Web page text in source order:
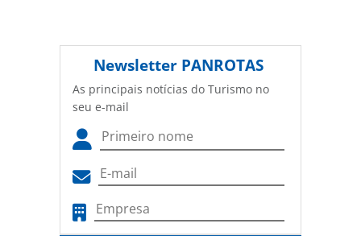
Newsletter PANROTAS
As principais notícias do Turismo no
seu e-mail